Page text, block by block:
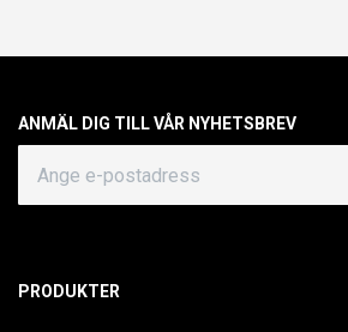
ANMÄL DIG TILL VÅR NYHETSBREV
PRODUKTER